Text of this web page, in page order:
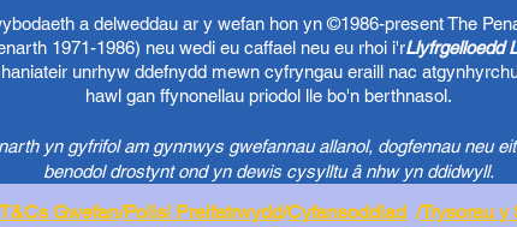
a delweddau ar y wefan hon yn ©1986-present The
1971-1986) neu wedi eu caffael neu eu rhoi i'rLlyfrgelloedd
unrhyw ddefnydd mewn cyfryngau eraill nac
hawl gan ffynonellau priodol lle bo'n berthnasol.
yn gyfrifol am gynnwys gwefannau allanol, dogfennau neu
benodol drostynt ond yn dewis cysylltu â nhw yn ddidwyll.
Gwefan/Polisi Preifatrwydd/Cyfansoddiad/Trysorau y